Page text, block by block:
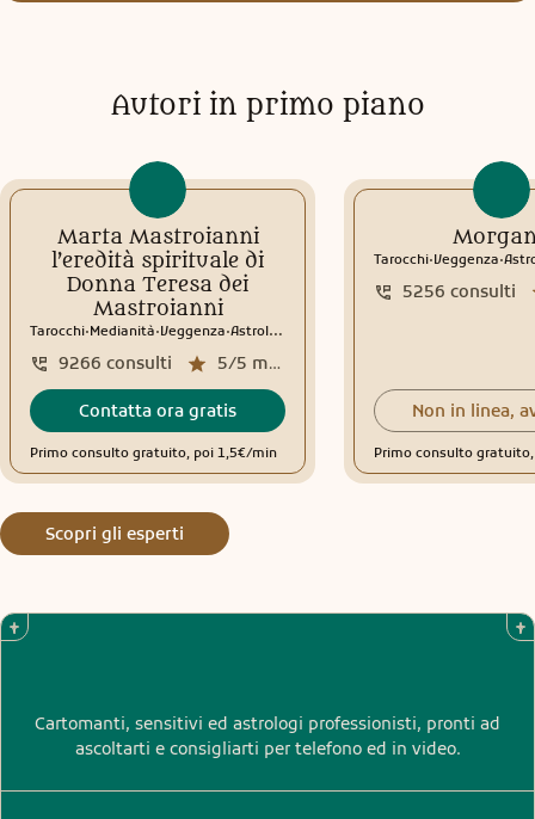
Autori in primo piano
Marta Mastroianni
l’eredità spirituale di
Donna Teresa dei
Mastroianni
Tarocchi.Medianità.Veggenza.Astrologia
5/5 media recensioni
9266 consulti
Contatta ora gratis
Primo consulto gratuito, poi 1,5€/min
Tarocchi.Veggenza.
5256 consulti
Non in linea,
Primo consulto
Scopri gli esperti
Cartomanti, sensitivi ed astrologi professionisti, pronti ad
ascoltarti e consigliarti per telefono ed in video.